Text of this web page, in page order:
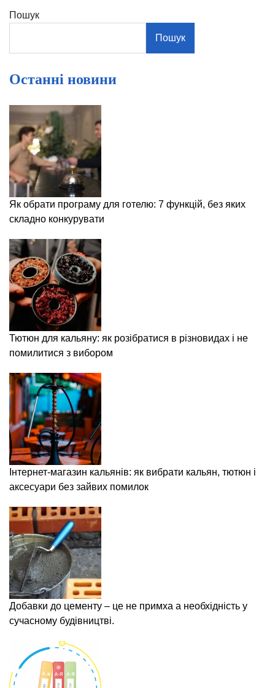
записами
Пошук
Пошук
Останні новини
Як обрати програму для готелю: 7 функцій, без яких
складно конкурувати
Тютюн для кальяну: як розібратися в різновидах і не
помилитися з вибором
Інтернет-магазин кальянів: як вибрати кальян, тютюн і
аксесуари без зайвих помилок
Добавки до цементу – це не примха а необхідність у
сучасному будівництві.